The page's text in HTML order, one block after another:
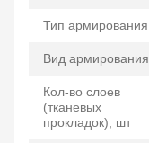
Тип армирования
Вид армирования
Кол-во слоев
(тканевых
прокладок), шт